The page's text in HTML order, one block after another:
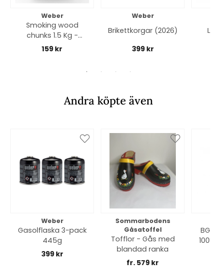
Weber
Smoking wood
chunks 1.5 Kg -
äpple
159 kr
Weber
Brikettkorgar (2026)
399 kr
Andra köpte även
Weber
Gasolflaska 3-pack
445g
399 kr
Sommarbodens
Gåsatoffel
Tofflor - Gås med
blandad ranka
fr. 579 kr